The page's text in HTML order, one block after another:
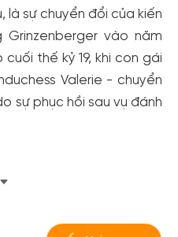
là sự chuyển đổi của kiến
Grinzenberger vào năm
thế kỷ 19, khi con gái
Valerie - chuyển
sự phục hồi sau vụ đánh
- nhận nhiều ưu
đối tác của Gody.vn dành
nhập bằng